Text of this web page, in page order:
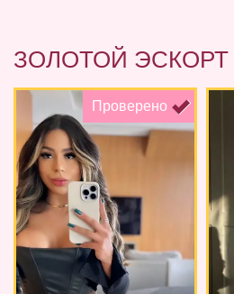
ЗОЛОТОЙ ЭСКОРТ
Проверено